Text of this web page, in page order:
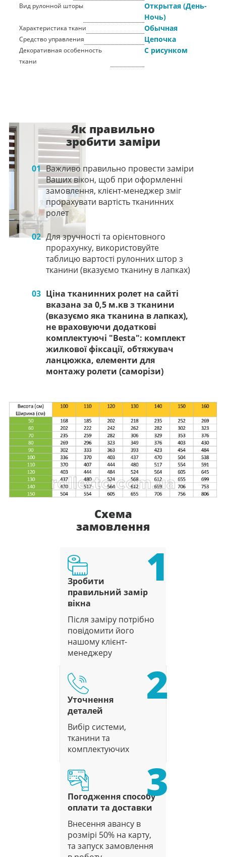
Вид рулонной шторы
Открытая (День-
Ночь)
Характеристика ткани Обычная
Средство управления Цепочка
Декоративная особенность
ткани
С рисунком
Як правильно
зробити заміри
01 Важливо правильно провести заміри
Ваших вікон, щоб при оформленні
замовлення, клієнт-менеджер зміг
прорахувати вартість тканинних
ролет
02 Для зручності та орієнтовного
прорахунку, використовуйте
таблицю вартості рулонних штор з
тканини (вказуємо тканину в лапках)
03 Ціна тканинних ролет на сайті
вказана за 0,5 м.кв з тканини
(вказуємо яка тканина в лапках),
не враховуючи додаткові
комплектуючі "Besta": комплект
жилкової фіксації, обтяжувач
ланцюжка, елементи для
монтажу ролети (саморізи)
Схема
замовлення
1
Зробити
правильний замір
вікна
Після заміру потрібно
повідомити його
нашому клієнт-
менеджеру
2
Уточнення
деталей
Вибір системи,
тканини та
комплектуючих
3
Погодження способу
оплати та доставки
Внесення авансу в
розмірі 50% на карту,
та запуск замовлення